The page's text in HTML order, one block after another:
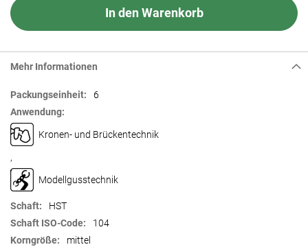
In den Warenkorb
Mehr Informationen
Mehr
Informationen
6
Kronen- und Brückentechnik
,
Modellgusstechnik
HST
104
mittel